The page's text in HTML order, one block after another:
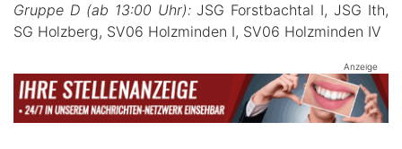
Gruppe D (ab 13:00 Uhr):JSG Forstbachtal I, JSG Ith,
SG Holzberg, SV06 Holzminden I, SV06 Holzminden IV
Anzeige